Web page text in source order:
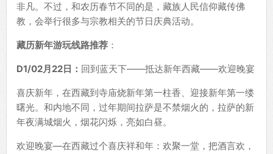
非凡。不过，和农历春节不同的是，藏族人民信仰藏传佛
教，会举行很多与宗教相关的节日庆典活动。
藏历新年游玩线路推荐 ：
D1/02月22日： 回到蓝天下——抵达新年西藏——欢迎晚宴
喜庆新年，在西藏到寺庙烧新年第一柱香、迎接新年第一缕
曙光。和内地不同，过年期间拉萨是不禁烟火的，拉萨的新
年夜满城烟火，烟花闪烁，亮如白昼。
欢迎晚宴—在西藏过个喜庆祥和年：欢聚一堂，把酒言欢，